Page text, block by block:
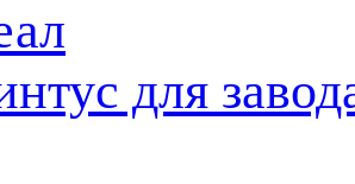
для